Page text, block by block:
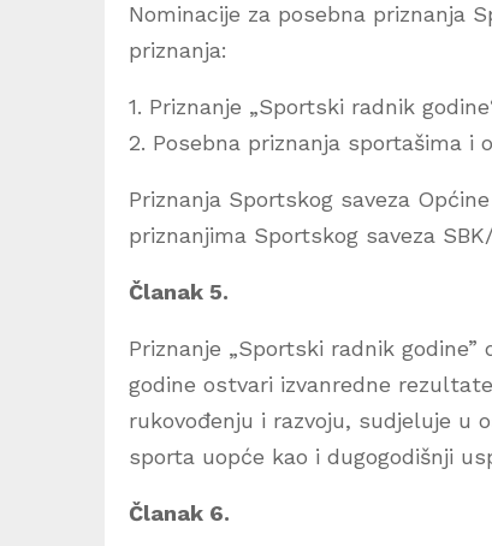
Nominacije za posebna priznanja
priznanja:
1. Priznanje „Sportski radnik
2. Posebna priznanja sportašima i
Priznanja Sportskog saveza
priznanjima Sportskog saveza
Članak 5.
Priznanje „Sportski radnik
godine ostvari izvanredne
rukovođenju i razvoju, sudjeluje u
sporta uopće kao i dugogodišnji
Članak 6.